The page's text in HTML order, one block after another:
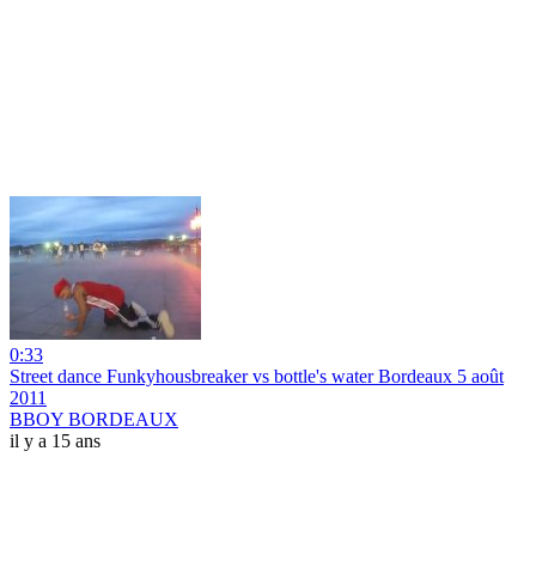
0:33
Street dance Funkyhousbreaker vs bottle's water Bordeaux 5 août
2011
BBOY BORDEAUX
il y a 15 ans